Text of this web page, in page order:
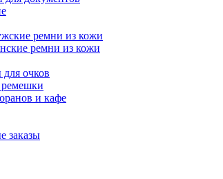
ремни из кожи
ремни из кожи
очков
и кафе
заказы